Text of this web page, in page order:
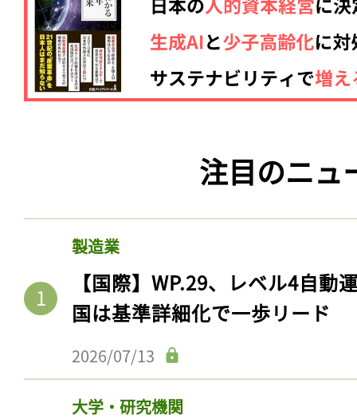
注目のニュ
製造業
【国際】WP.29、レベル4自動
国は基準詳細化で一歩リード
2026/07/13
大学・研究機関